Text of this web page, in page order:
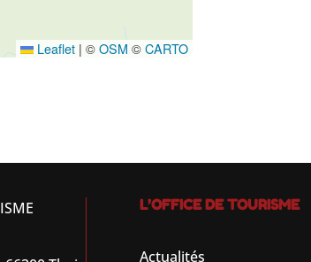
Leaflet | ©OSM ©CARTO
L’OFFICE DE TOURISME
Actualités